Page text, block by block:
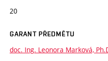
20
GARANT PŘEDMĚTU
doc. Ing. Leonora Marková,